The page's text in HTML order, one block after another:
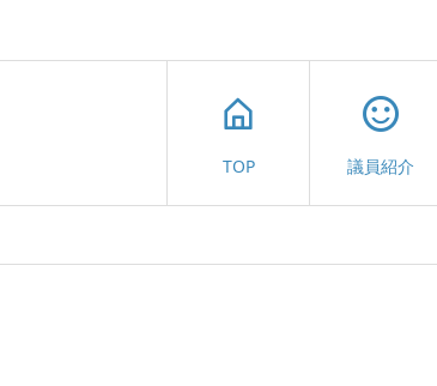
TOP 議員紹介